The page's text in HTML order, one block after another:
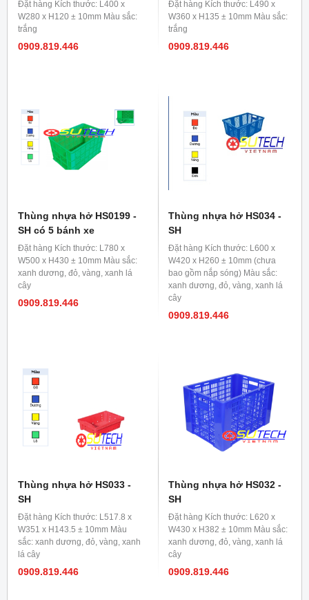
Đặt hàng Kích thước: L400 x
W280 x H120 ± 10mm Màu sắc:
trắng
0909.819.446
Đặt hàng Kích thước: L490 x
W360 x H135 ± 10mm Màu sắc:
trắng
0909.819.446
Thùng nhựa hở HS0199 -
SH có 5 bánh xe
Đặt hàng Kích thước: L780 x
W500 x H430 ± 10mm Màu sắc:
xanh dương, đỏ, vàng, xanh lá
cây
0909.819.446
Thùng nhựa hở HS034 -
SH
Đặt hàng Kích thước: L600 x
W420 x H260 ± 10mm (chưa
bao gồm nắp sóng) Màu sắc:
xanh dương, đỏ, vàng, xanh lá
cây
0909.819.446
Thùng nhựa hở HS033 -
SH
Đặt hàng Kích thước: L517.8 x
W351 x H143.5 ± 10mm Màu
sắc: xanh dương, đỏ, vàng, xanh
lá cây
0909.819.446
Thùng nhựa hở HS032 -
SH
Đặt hàng Kích thước: L620 x
W430 x H382 ± 10mm Màu sắc:
xanh dương, đỏ, vàng, xanh lá
cây
0909.819.446